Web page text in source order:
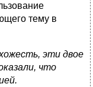
тему в
эти двое
что